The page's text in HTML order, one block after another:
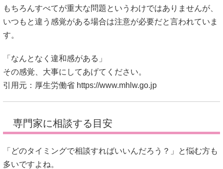
もちろんすべてが重大な問題というわけではありませんが、
いつもと違う感覚がある場合は注意が必要だと言われていま
す。
「なんとなく違和感がある」
その感覚、大事にしてあげてください。
引用元：厚生労働省 https://www.mhlw.go.jp
専門家に相談する目安
「どのタイミングで相談すればいいんだろう？」と悩む方も
多いですよね。